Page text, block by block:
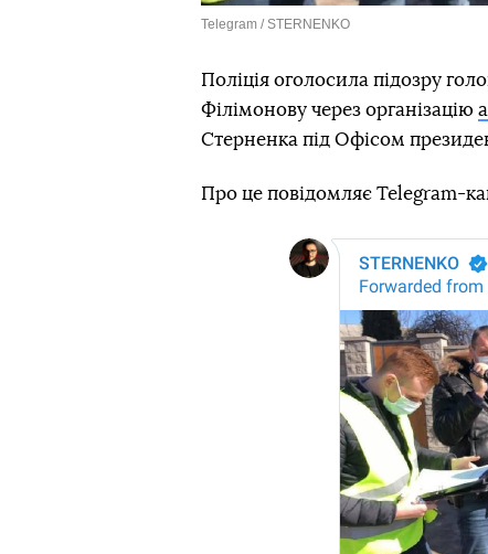
Telegram / STERNENKO
Поліція оголосила підозру
Філімонову через організацію
Стерненка під Офісом
Про це повідомляє Telegram-